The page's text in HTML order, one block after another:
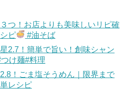
つ！お店よりも美味しいリピ確
ピ
#油そば
2.7！簡単で旨い！創味シャン
け麺#料理
！ごま塩そうめん｜限界まで
レシピ